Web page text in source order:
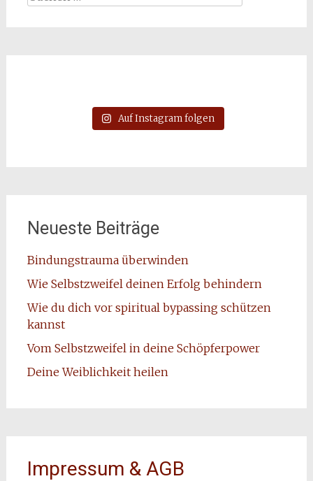
Auf Instagram folgen
Neueste Beiträge
Bindungstrauma überwinden
Wie Selbstzweifel deinen Erfolg behindern
Wie du dich vor spiritual bypassing schützen
kannst
Vom Selbstzweifel in deine Schöpferpower
Deine Weiblichkeit heilen
Impressum & AGB